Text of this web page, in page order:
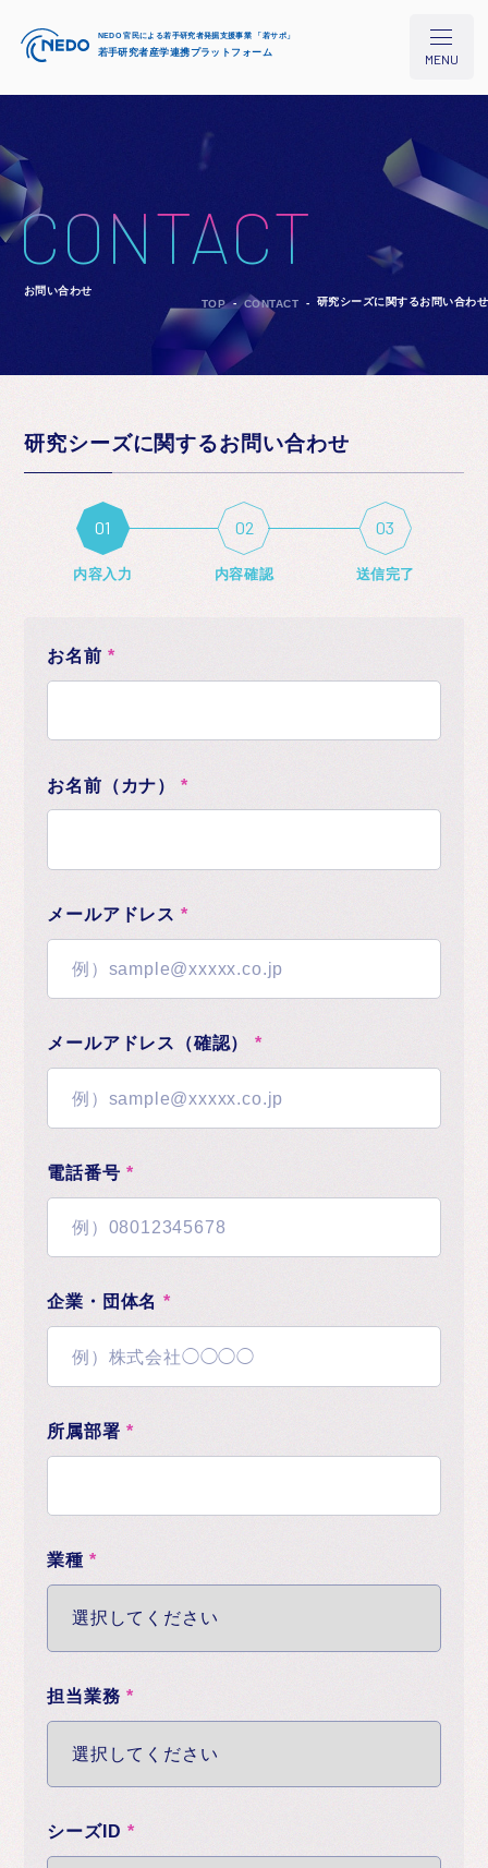
NEDO 官民による若手研究者発掘支援事業 「若サポ」
若手研究者産学連携プラットフォーム MENU
研究シーズ検索
イベント/セミナー
お知らせ
CONTACT
お問い合わせ
TOP
CONTACT 研究シーズに関するお問い合わせ
研究シーズに関するお問い合わせ
内容入力 内容確認 送信完了
お名前 *
お名前（カナ） *
メールアドレス *
メールアドレス（確認） *
電話番号 *
企業・団体名 *
所属部署 *
業種 *
担当業務 *
シーズID *